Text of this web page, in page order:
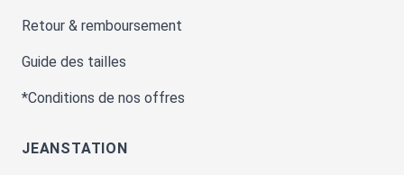
Retour & remboursement
Guide des tailles
*Conditions de nos offres
JEANSTATION